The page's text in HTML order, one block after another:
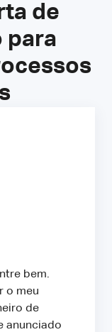
de
para
bem.
o meu
de
anunciado